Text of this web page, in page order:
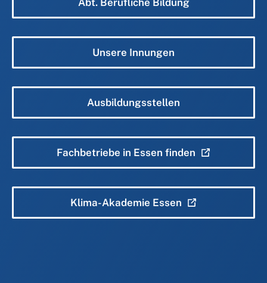
Abt. Berufliche Bildung
Unsere Innungen
Ausbildungsstellen
Fachbetriebe in Essen finden
Klima-Akademie Essen